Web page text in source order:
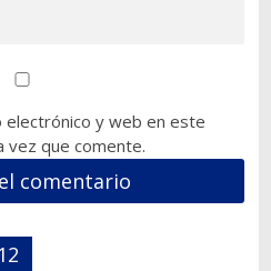
electrónico y web en este
vez que comente.